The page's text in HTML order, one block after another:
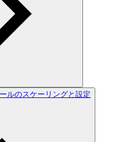
ルのスケーリングと設定